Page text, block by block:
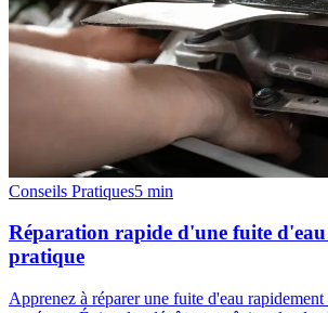
Conseils Pratiques5 min
Réparation rapide d'une fuite
pratique
Apprenez à réparer une fuite d'eau